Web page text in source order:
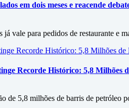
em dois meses e reacende
já vale para pedidos de restaurante e
Recorde Histórico: 5,8 Milhões
de 5,8 milhões de barris de petróleo